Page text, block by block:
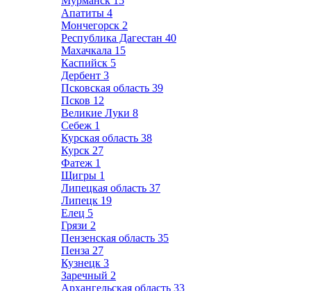
Апатиты 4
Мончегорск 2
Республика Дагестан 40
Махачкала 15
Каспийск 5
Дербент 3
Псковская область 39
Псков 12
Великие Луки 8
Себеж 1
Курская область 38
Курск 27
Фатеж 1
Щигры 1
Липецкая область 37
Липецк 19
Елец 5
Грязи 2
Пензенская область 35
Пенза 27
Кузнецк 3
Заречный 2
Архангельская область 33